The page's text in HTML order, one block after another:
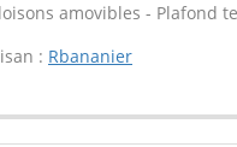
amovibles - Plafond
: Rbananier